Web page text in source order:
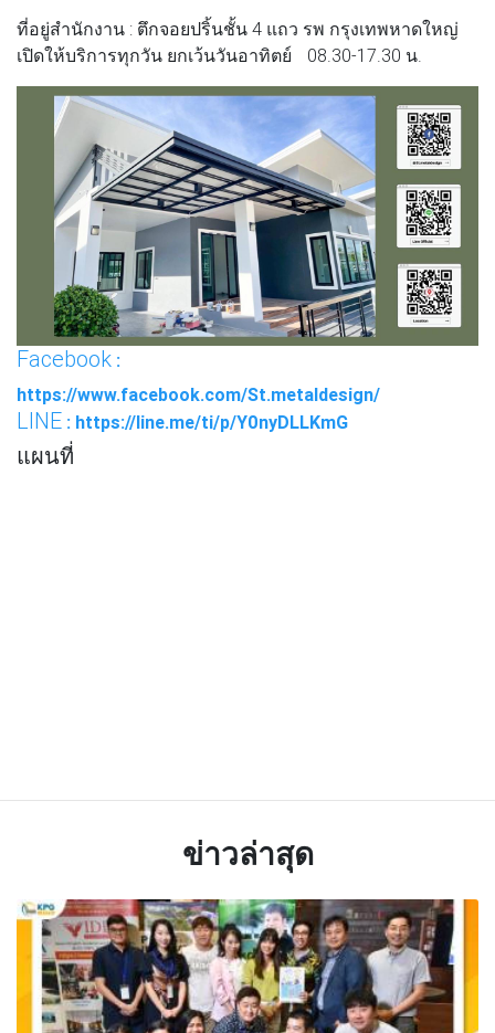
ที่อยู่สำนักงาน : ตึกจอยปริ้นชั้น 4 แถว รพ กรุงเทพหาดใหญ่
เปิดให้บริการทุกวัน ยกเว้นวันอาทิตย์ 08.30-17.30 น.
Facebook :
https://www.facebook.com/St.metaldesign/
LINE : https://line.me/ti/p/Y0nyDLLKmG
แผนที่
ข่าวล่าสุด